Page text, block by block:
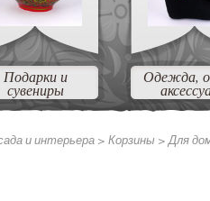
Подарки и
сувениры
Одежда,
и интерьера > Корзины >Для